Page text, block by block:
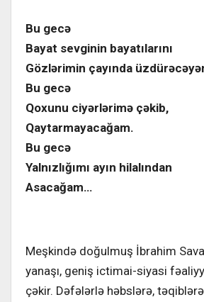
Bu gecə
Bayat sevginin bayatılarını
Gözlərimin çayında
Bu gecə
Qoxunu ciyərlərimə çəkib,
Qaytarmayacağam.
Bu gecə
Yalnızlığımı ayın hilalından
Asacağam…
Meşkində doğulmuş İbrahim
yanaşı, geniş ictimai-siyasi
çəkir. Dəfələrlə həbslərə,